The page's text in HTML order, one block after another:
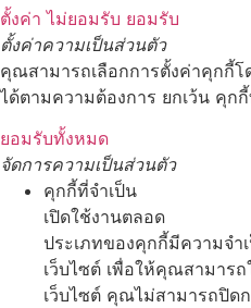
ตั้งค่า ไม่ยอมรับ ยอมรับ
ตั้งค่าความเป็นส่วนตัว
คุณสามารถเลือกการตั้งค่าคุกกี้โ
ได้ตามความต้องการ ยกเว้น คุก
ยอมรับทั้งหมด
จัดการความเป็นส่วนตัว
คุกกี้ที่จำเป็น
เปิดใช้งานตลอด
ประเภทของคุกกี้มีความจำ
เว็บไซต์ เพื่อให้คุณสามาร
เว็บไซต์ คุณไม่สามารถปิด